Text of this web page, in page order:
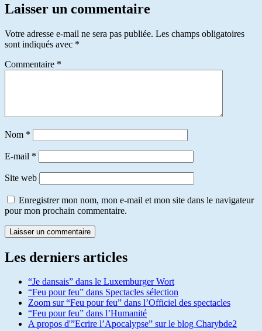
Laisser un commentaire
Votre adresse e-mail ne sera pas publiée. Les champs obligatoires
sont indiqués avec *
Commentaire *
Nom *
E-mail *
Site web
Enregistrer mon nom, mon e-mail et mon site dans le navigateur
pour mon prochain commentaire.
Les derniers articles
“Je dansais” dans le Luxemburger Wort
“Feu pour feu” dans Spectacles sélection
Zoom sur “Feu pour feu” dans l’Officiel des spectacles
“Feu pour feu” dans l’Humanité
A propos d'”Ecrire l’Apocalypse” sur le blog Charybde2